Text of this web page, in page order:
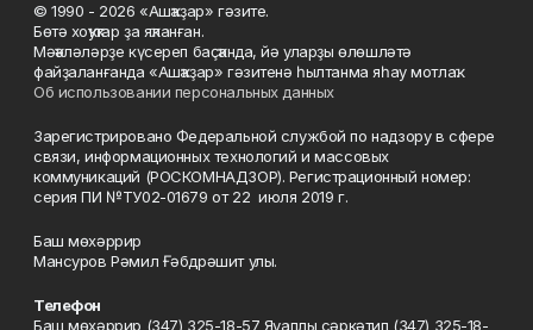
© 1990 - 2026 «Ашҡаҙар» гәзите.
Бөтә хоҡуҡтар ҙа яҡланған.
Мәҡәләләрҙе күсереп баҫҡанда, йә уларҙы өлөшләтә
файҙаланғанда «Ашҡаҙар» гәзитенә һылтанма яһау мотлаҡ.
Об использовании персональных данных
Зарегистрировано Федеральной службой по надзору в сфере
связи, информационных технологий и массовых
коммуникаций (РОСКОМНАДЗОР). Регистрационный номер:
серия ПИ №ТУ02-01679 от 22 июля 2019 г.
Баш мөхәррир
Мансуров Рәмил Ғәбдрәшит улы.
Телефон
Баш мөхәррир (347) 325-18-57 Яуаплы сәркәтип (347) 325-18-